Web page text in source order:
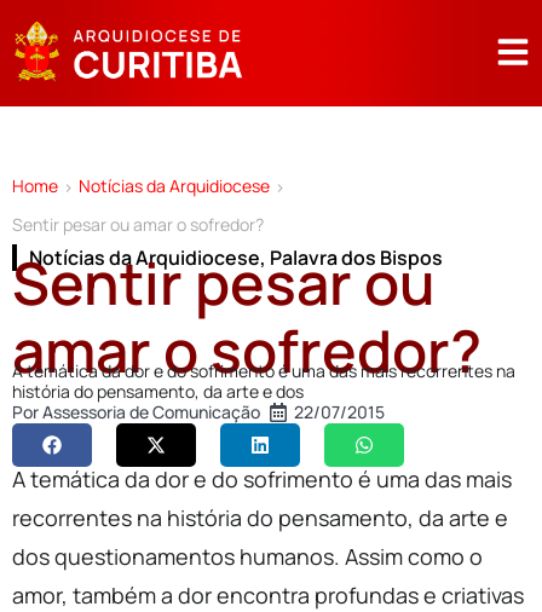
Home > Notícias da Arquidiocese >
Sentir pesar ou amar o sofredor?
Notícias da Arquidiocese, Palavra dos Bispos
Sentir pesar ou
amar o sofredor?
A temática da dor e do sofrimento é uma das mais recorrentes na
história do pensamento, da arte e dos
PorAssessoria de Comunicação 22/07/2015
A temática da dor e do sofrimento é uma das mais
recorrentes na história do pensamento, da arte e
dos questionamentos humanos. Assim como o
amor, também a dor encontra profundas e criativas